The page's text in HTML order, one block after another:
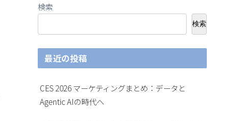
検索
検索
最近の投稿
CES 2026 マーケティングまとめ：データと
Agentic AIの時代へ